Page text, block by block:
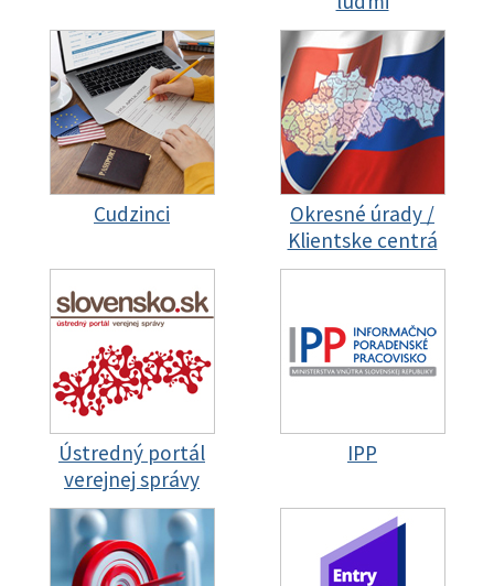
Cudzinci
Okresné úrady /
Klientske centrá
Ústredný portál
verejnej správy
IPP